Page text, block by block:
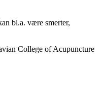
bl.a. være smerter,
College of Acupuncture